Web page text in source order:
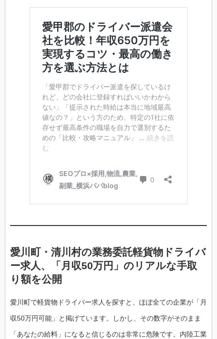
愛川町・清川村の業務委託軽貨物ドライバ
ー求人、「月収50万円」のリアルな手取
り額を公開
愛川町で軽貨物ドライバー求人を探すと、ほぼ全ての企業が「月
収50万円可能」と掲げています。しかし、その数字がそのまま
「あなたの給料」になると信じるのは非常に危険です。内陸工業